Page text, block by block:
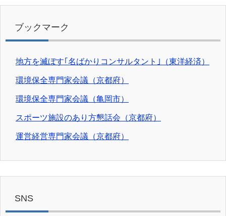
ブックマーク
地方を滅ぼす｢名ばかりコンサルタント｣（東洋経済）
環境保全専門家会議（京都府）
環境保全専門家会議（亀岡市）
スポーツ施設のあり方懇話会（京都府）
運営経営専門家会議（京都府）
SNS